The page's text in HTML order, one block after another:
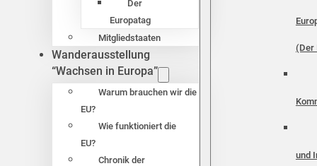
Der
Europatag
Mitgliedstaaten
Wanderausstellung
“Wachsen in Europa”
Warum brauchen wir die
EU?
Wie funktioniert die
EU?
Chronik der
(Der
und